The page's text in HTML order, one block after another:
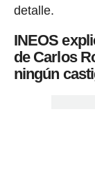
detalle.
INEOS
de Carlos
ningún